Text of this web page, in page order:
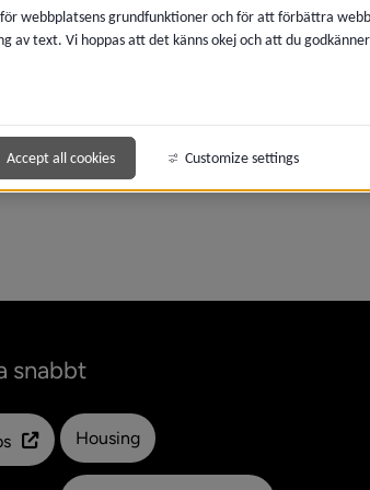
för 2022
för 2021
snabbt
Länk till en annan webbplats
Housing
för webbplatsens grundfunktioner och för att förbättra
av text. Vi hoppas att det känns okej och att du
Accept all cookies Customize settings